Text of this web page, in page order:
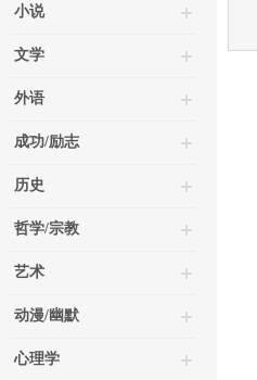
小说
文学
外语
成功/励志
历史
哲学/宗教
艺术
动漫/幽默
心理学